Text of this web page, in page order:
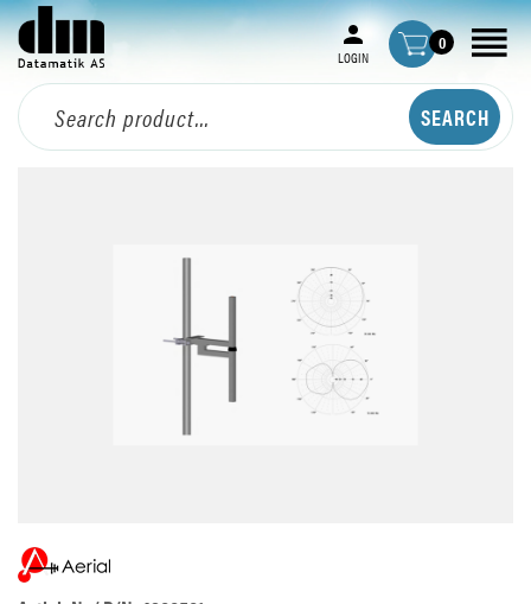
LOGIN
0